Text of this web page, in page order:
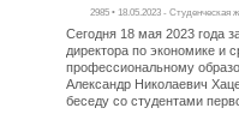
2985 • 18.05.2023 - Студенческая
Сегодня 18 мая 2023 года
директора по экономике и
профессиональному
Александр Николаевич
беседу со студентами